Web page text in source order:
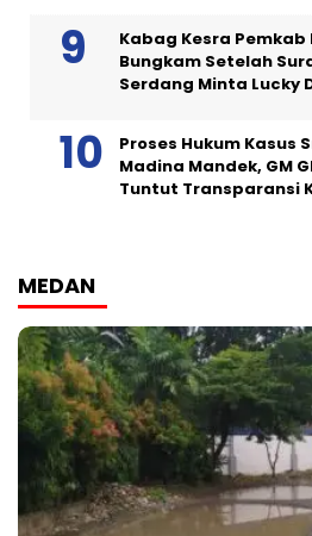
Kabag Kesra Pemkab
Bungkam Setelah
Serdang Minta Lucky
Proses Hukum Kasus
Madina Mandek, GM
Tuntut Transparansi
MEDAN